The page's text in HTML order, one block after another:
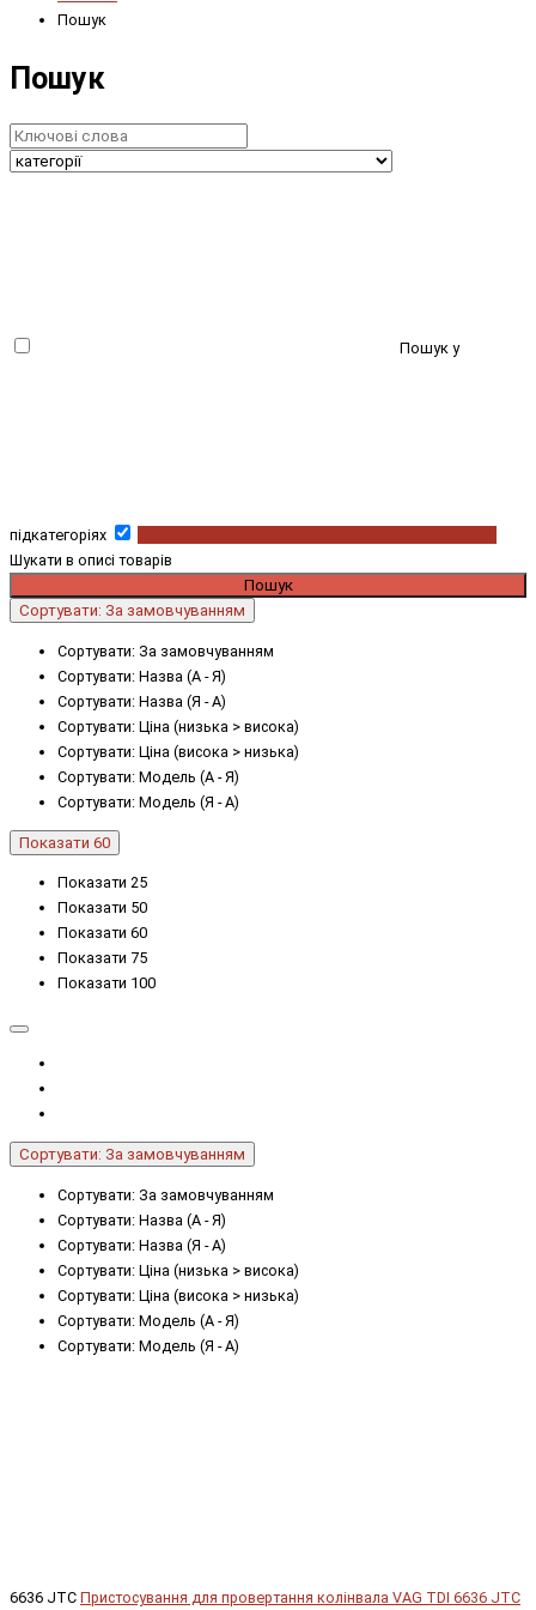
Пошук
Пошук
Пошук у
підкатегоріях
Шукати в описі товарів
Сортувати: За замовчуванням
Сортувати: За замовчуванням
Сортувати: Назва (А - Я)
Сортувати: Назва (Я - А)
Сортувати: Ціна (низька > висока)
Сортувати: Ціна (висока > низька)
Сортувати: Модель (А - Я)
Сортувати: Модель (Я - А)
Показати 60
Показати 25
Показати 50
Показати 60
Показати 75
Показати 100
Сортувати: За замовчуванням
Сортувати: За замовчуванням
Сортувати: Назва (А - Я)
Сортувати: Назва (Я - А)
Сортувати: Ціна (низька > висока)
Сортувати: Ціна (висока > низька)
Сортувати: Модель (А - Я)
Сортувати: Модель (Я - А)
6636 JTC Пристосування для провертання колінвала VAG TDI 6636 JTC